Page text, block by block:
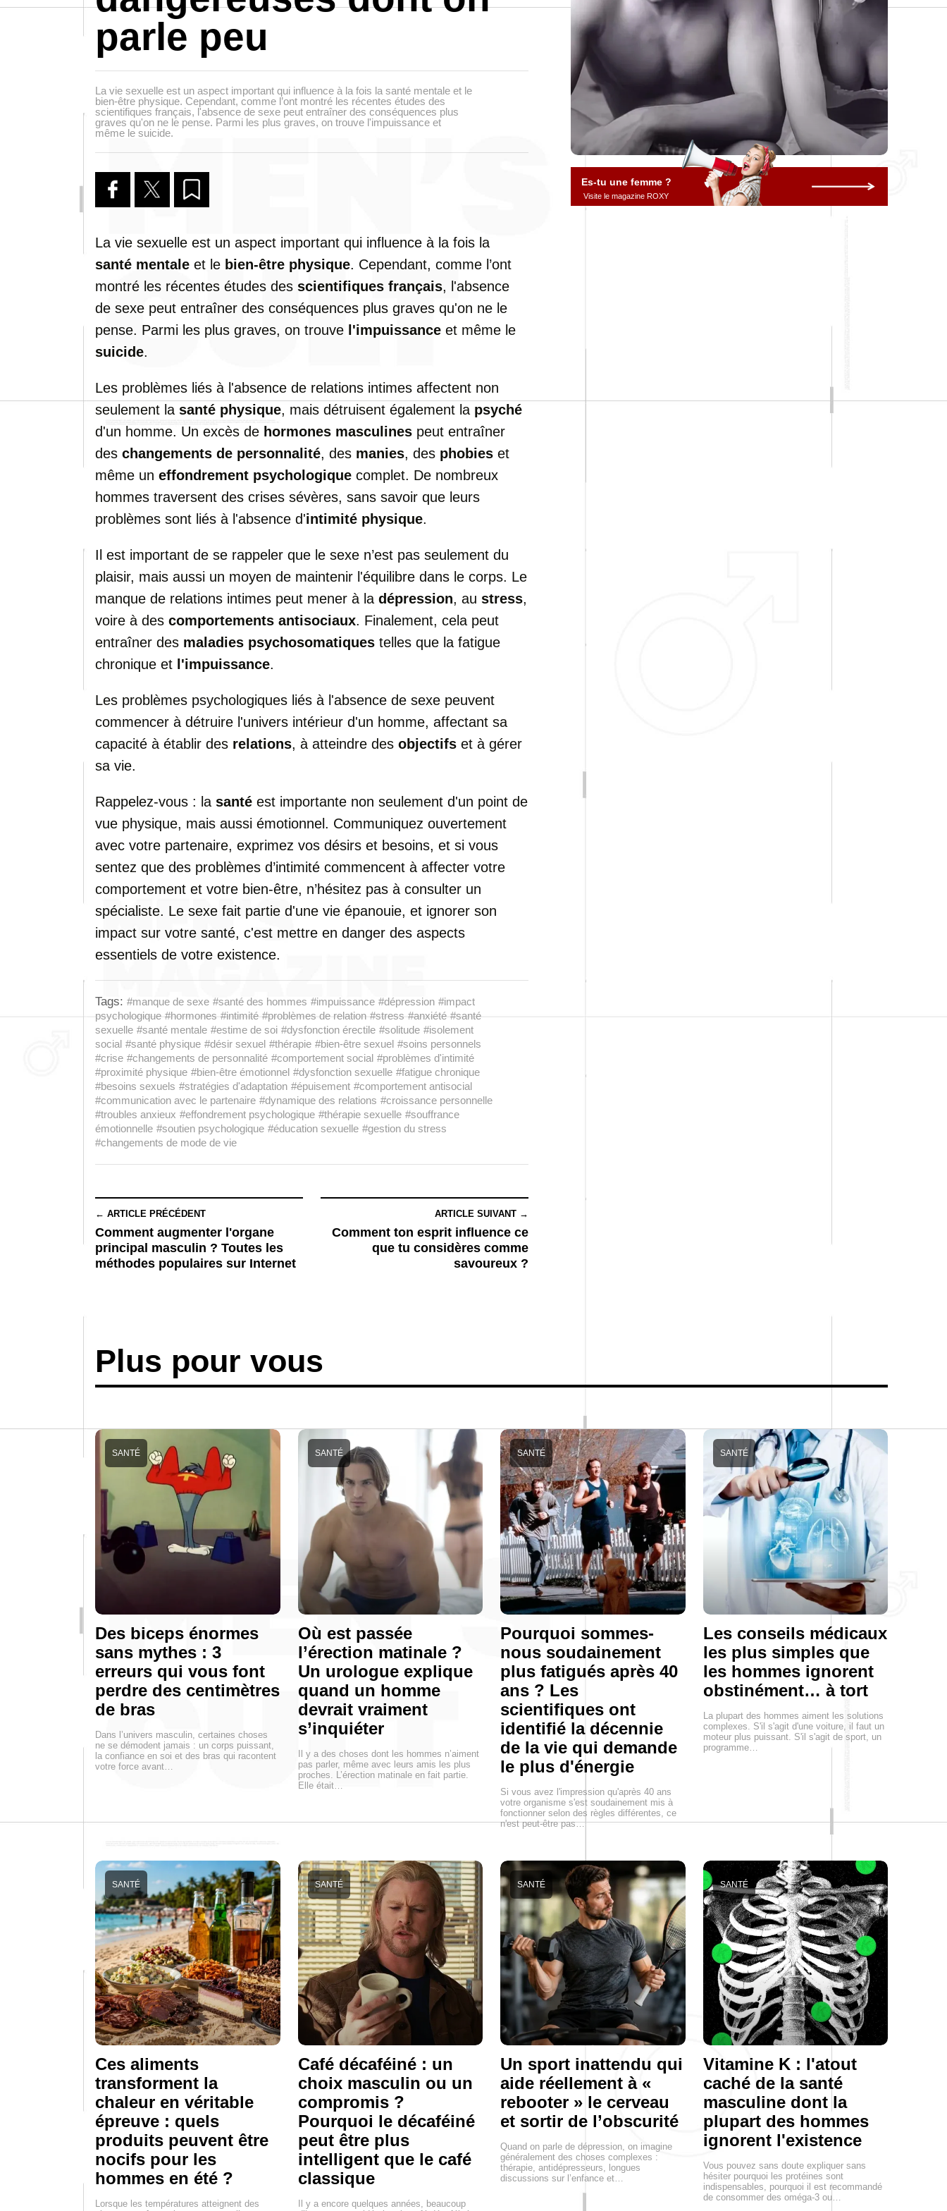
parle peu
La vie sexuelle est un aspect important qui influence à la fois la santé mentale et le
bien-être physique. Cependant, comme l’ont montré les récentes études des
scientifiques français, l'absence de sexe peut entraîner des conséquences plus
graves qu'on ne le pense. Parmi les plus graves, on trouve l'impuissance et
même le suicide.
La vie sexuelle est un aspect important qui influence à la fois la
santé mentale et le bien-être physique. Cependant, comme l’ont
montré les récentes études des scientifiques français, l'absence
de sexe peut entraîner des conséquences plus graves qu'on ne le
pense. Parmi les plus graves, on trouve l'impuissance et même le
suicide.
Les problèmes liés à l'absence de relations intimes affectent non
seulement la santé physique, mais détruisent également la psyché
d'un homme. Un excès de hormones masculines peut entraîner
des changements de personnalité, des manies, des phobies et
même un effondrement psychologique complet. De nombreux
hommes traversent des crises sévères, sans savoir que leurs
problèmes sont liés à l'absence d'intimité physique.
Il est important de se rappeler que le sexe n’est pas seulement du
plaisir, mais aussi un moyen de maintenir l'équilibre dans le corps. Le
manque de relations intimes peut mener à la dépression, au stress,
voire à des comportements antisociaux. Finalement, cela peut
entraîner des maladies psychosomatiques telles que la fatigue
chronique et l'impuissance.
Les problèmes psychologiques liés à l'absence de sexe peuvent
commencer à détruire l'univers intérieur d'un homme, affectant sa
capacité à établir des relations, à atteindre des objectifs et à gérer
sa vie.
Rappelez-vous : la santé est importante non seulement d'un point de
vue physique, mais aussi émotionnel. Communiquez ouvertement
avec votre partenaire, exprimez vos désirs et besoins, et si vous
sentez que des problèmes d’intimité commencent à affecter votre
comportement et votre bien-être, n’hésitez pas à consulter un
spécialiste. Le sexe fait partie d'une vie épanouie, et ignorer son
impact sur votre santé, c'est mettre en danger des aspects
essentiels de votre existence.
Tags: #manque de sexe #santé des hommes #impuissance #dépression #impact
psychologique #hormones #intimité #problèmes de relation #stress #anxiété #santé
sexuelle #santé mentale #estime de soi #dysfonction érectile #solitude #isolement
social #santé physique #désir sexuel #thérapie #bien-être sexuel #soins personnels
#crise #changements de personnalité #comportement social #problèmes d'intimité
#proximité physique #bien-être émotionnel #dysfonction sexuelle #fatigue chronique
#besoins sexuels #stratégies d'adaptation #épuisement #comportement antisocial
#communication avec le partenaire #dynamique des relations #croissance personnelle
#troubles anxieux #effondrement psychologique #thérapie sexuelle #souffrance
émotionnelle #soutien psychologique #éducation sexuelle #gestion du stress
#changements de mode de vie
← ARTICLE PRÉCÉDENT
Comment augmenter l'organe
principal masculin ? Toutes les
méthodes populaires sur Internet
ARTICLE SUIVANT →
Comment ton esprit influence ce
que tu considères comme
savoureux ?
Es-tu une femme ?
Visite le magazine ROXY
Plus pour vous
Des biceps énormes
sans mythes : 3
erreurs qui vous font
perdre des centimètres
de bras
SANTÉ
Dans l’univers masculin, certaines choses
ne se démodent jamais : un corps puissant,
la confiance en soi et des bras qui racontent
votre force avant…
Où est passée
l’érection matinale ?
Un urologue explique
quand un homme
devrait vraiment
s’inquiéter
SANTÉ
Il y a des choses dont les hommes n’aiment
pas parler, même avec leurs amis les plus
proches. L’érection matinale en fait partie.
Elle était…
Pourquoi sommes-
nous soudainement
plus fatigués après 40
ans ? Les
scientifiques ont
identifié la décennie
de la vie qui demande
le plus d'énergie
SANTÉ
Si vous avez l'impression qu'après 40 ans
votre organisme s'est soudainement mis à
fonctionner selon des règles différentes, ce
n'est peut-être pas…
Les conseils médicaux
les plus simples que
les hommes ignorent
obstinément… à tort
SANTÉ
La plupart des hommes aiment les solutions
complexes. S'il s'agit d'une voiture, il faut un
moteur plus puissant. S'il s'agit de sport, un
programme…
Ces aliments
transforment la
chaleur en véritable
épreuve : quels
produits peuvent être
nocifs pour les
hommes en été ?
SANTÉ
Lorsque les températures atteignent des
Café décaféiné : un
choix masculin ou un
compromis ?
Pourquoi le décaféiné
peut être plus
intelligent que le café
classique
SANTÉ
Il y a encore quelques années, beaucoup
Un sport inattendu qui
aide réellement à «
rebooter » le cerveau
et sortir de l’obscurité
SANTÉ
Quand on parle de dépression, on imagine
généralement des choses complexes :
thérapie, antidépresseurs, longues
discussions sur l’enfance et…
Vitamine K : l'atout
caché de la santé
masculine dont la
plupart des hommes
ignorent l'existence
SANTÉ
Vous pouvez sans doute expliquer sans
hésiter pourquoi les protéines sont
indispensables, pourquoi il est recommandé
de consommer des oméga-3 ou…